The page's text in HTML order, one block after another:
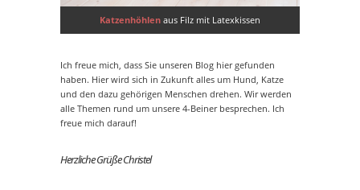
Katzenhöhlen aus Filz mit Latexkissen
Ich freue mich, dass Sie unseren Blog hier gefunden
haben. Hier wird sich in Zukunft alles um Hund, Katze
und den dazu gehörigen Menschen drehen. Wir werden
alle Themen rund um unsere 4-Beiner besprechen. Ich
freue mich darauf!
Herzliche Grüße Christel